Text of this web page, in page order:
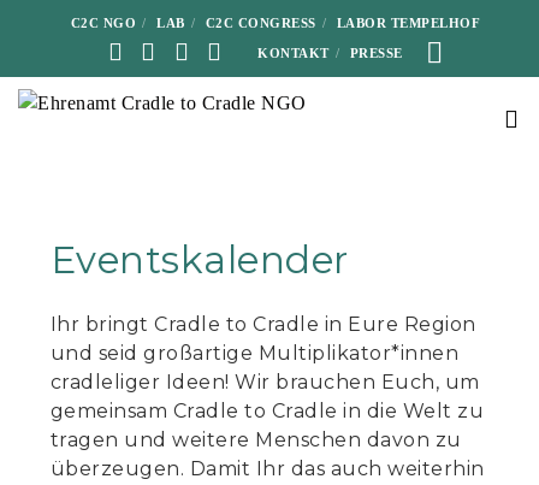
C2C NGO LAB C2C CONGRESS LABOR TEMPELHOF
KONTAKT PRESSE
Eventskalender
Ihr bringt Cradle to Cradle in Eure Region
und seid großartige Multiplikator*innen
cradleliger Ideen! Wir brauchen Euch, um
gemeinsam Cradle to Cradle in die Welt zu
tragen und weitere Menschen davon zu
überzeugen. Damit Ihr das auch weiterhin